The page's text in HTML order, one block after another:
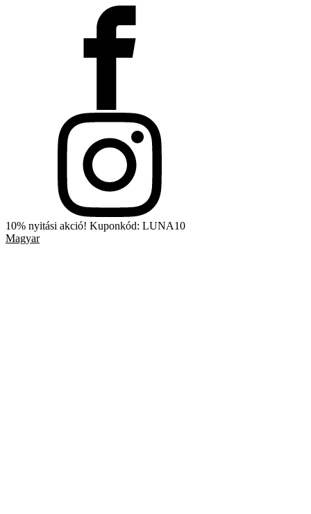
10% nyitási akció! Kuponkód: LUNA10
Magyar